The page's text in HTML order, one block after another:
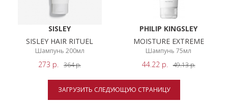
SISLEY
SISLEY HAIR RITUEL
Шампунь 200мл
273 р. 364р.
PHILIP KINGSLEY
MOISTURE EXTREME
Шампунь 75мл
44.22р. 49.13р.
ЗАГРУЗИТЬ СЛЕДУЮЩУЮ СТРАНИЦУ